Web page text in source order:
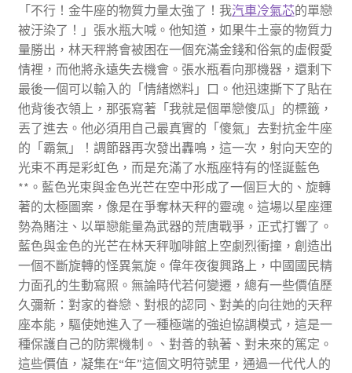
「不行！金牛座的物質力量太強了！我汽車冷氣芯的單戀
被汙染了！」張水瓶大喊。他知道，如果牛土豪的物質力
量勝出，林天秤將會被困在一個充滿金錢和俗氣的虛假愛
情裡，而他將永遠失去機會。張水瓶看向那機器，還剩下
最後一個可以輸入的「情緒燃料」口。他迅速撕下了貼在
他背後衣領上，那張寫著「我就是個單戀傻瓜」的標籤，
丟了進去。他必須用自己最真實的「傻氣」去對抗金牛座
的「霸氣」！調節器再次發出轟鳴，這一次，射向天空的
光束不再是彩虹色，而是充滿了水瓶座特有的怪誕藍色
**。藍色光束與金色光芒在空中形成了一個巨大的、旋轉
著的太極圖案，像是在爭奪林天秤的靈魂。這場以星座運
勢為賭注、以單戀能量為武器的荒唐戰爭，正式打響了。
藍色與金色的光芒在林天秤咖啡館上空劇烈衝撞，創造出
一個不斷旋轉的怪異氣旋。偉年夜復興路上，中國國民精
力面孔的生動寫照。無論時代若何變遷，總有一些價值歷
久彌新：對家的眷戀、對根的認同、對美的向往她的天秤
座本能，驅使她進入了一種極端的強迫協調模式，這是一
種保護自己的防禦機制。、對善的執著、對未來的篤定。
這些價值，凝集在“年”這個文明符號里，通過一代代人的